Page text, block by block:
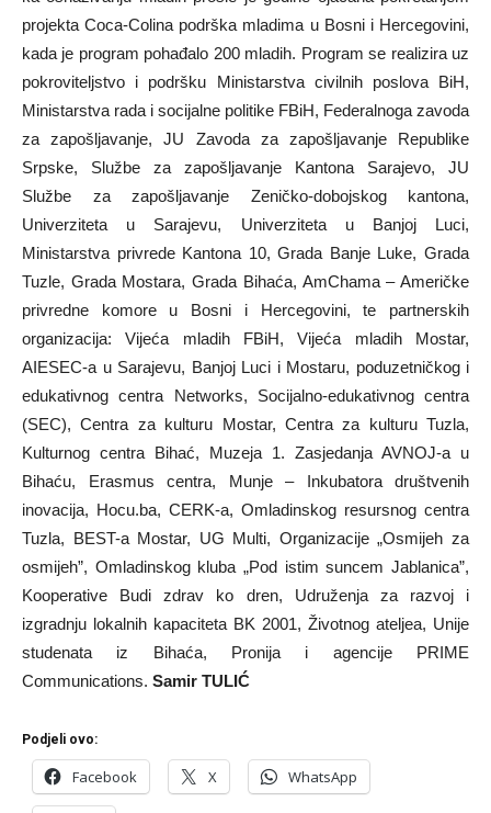
projekta Coca-Colina podrška mladima u Bosni i Hercegovini,
kada je program pohađalo 200 mladih. Program se realizira uz
pokroviteljstvo i podršku Ministarstva civilnih poslova BiH,
Ministarstva rada i socijalne politike FBiH, Federalnoga zavoda
za zapošljavanje, JU Zavoda za zapošljavanje Republike
Srpske, Službe za zapošljavanje Kantona Sarajevo, JU
Službe za zapošljavanje Zeničko-dobojskog kantona,
Univerziteta u Sarajevu, Univerziteta u Banjoj Luci,
Ministarstva privrede Kantona 10, Grada Banje Luke, Grada
Tuzle, Grada Mostara, Grada Bihaća, AmChama – Američke
privredne komore u Bosni i Hercegovini, te partnerskih
organizacija: Vijeća mladih FBiH, Vijeća mladih Mostar,
AIESEC-a u Sarajevu, Banjoj Luci i Mostaru, poduzetničkog i
edukativnog centra Networks, Socijalno-edukativnog centra
(SEC), Centra za kulturu Mostar, Centra za kulturu Tuzla,
Kulturnog centra Bihać, Muzeja 1. Zasjedanja AVNOJ-a u
Bihaću, Erasmus centra, Munje – Inkubatora društvenih
inovacija, Hocu.ba, CERK-a, Omladinskog resursnog centra
Tuzla, BEST-a Mostar, UG Multi, Organizacije „Osmijeh za
osmijeh”, Omladinskog kluba „Pod istim suncem Jablanica”,
Kooperative Budi zdrav ko dren, Udruženja za razvoj i
izgradnju lokalnih kapaciteta BK 2001, Životnog ateljea, Unije
studenata iz Bihaća, Pronija i agencije PRIME
Communications. Samir TULIĆ
Podjeli ovo:
Facebook X WhatsApp